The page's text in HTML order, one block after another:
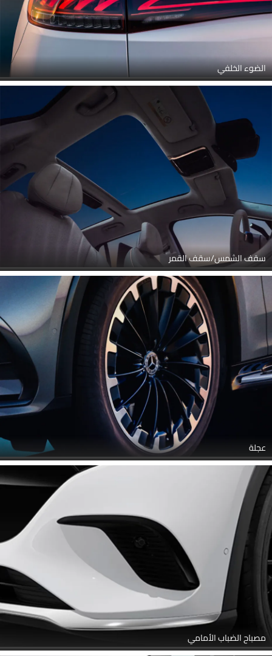
الضوء الخلفي
سقف الشمس/سقف القمر
عجلة
مصباح الضباب الأمامي